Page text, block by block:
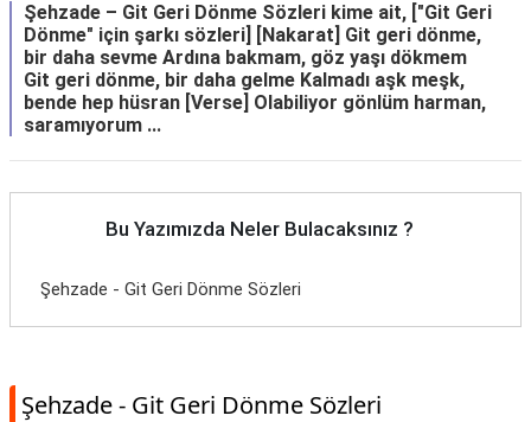
Şehzade – Git Geri Dönme Sözleri kime ait, ["Git Geri
Dönme" için şarkı sözleri] [Nakarat] Git geri dönme,
bir daha sevme Ardına bakmam, göz yaşı dökmem
Git geri dönme, bir daha gelme Kalmadı aşk meşk,
bende hep hüsran [Verse] Olabiliyor gönlüm harman,
saramıyorum ...
Bu Yazımızda Neler Bulacaksınız ?
Şehzade - Git Geri Dönme Sözleri
Şehzade - Git Geri Dönme Sözleri